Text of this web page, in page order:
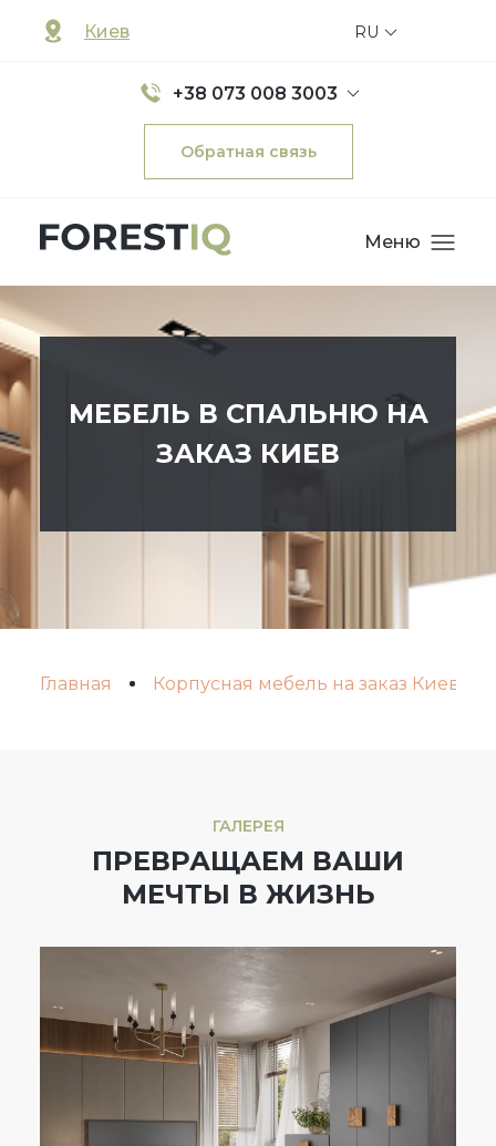
Киев
+38 073 008 3003
Обратная связь
RU
Меню
МЕБЕЛЬ В СПАЛЬНЮ НА
ЗАКАЗ КИЕВ
Главная Корпусная мебель на заказ Киев
ГАЛЕРЕЯ
ПРЕВРАЩАЕМ ВАШИ
МЕЧТЫ В ЖИЗНЬ